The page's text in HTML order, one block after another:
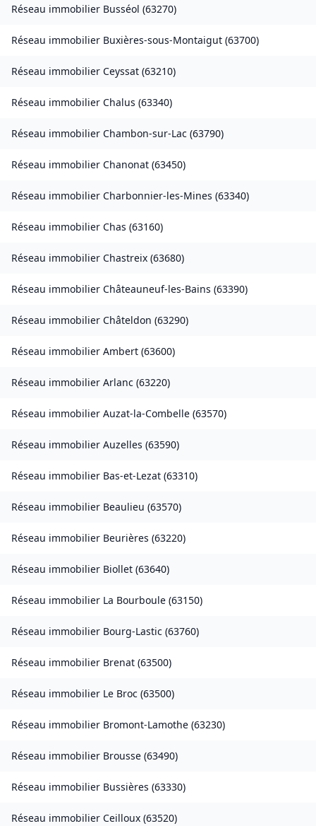
Réseau immobilier Busséol (63270)
Réseau immobilier Buxières-sous-Montaigut (63700)
Réseau immobilier Ceyssat (63210)
Réseau immobilier Chalus (63340)
Réseau immobilier Chambon-sur-Lac (63790)
Réseau immobilier Chanonat (63450)
Réseau immobilier Charbonnier-les-Mines (63340)
Réseau immobilier Chas (63160)
Réseau immobilier Chastreix (63680)
Réseau immobilier Châteauneuf-les-Bains (63390)
Réseau immobilier Châteldon (63290)
Réseau immobilier Ambert (63600)
Réseau immobilier Arlanc (63220)
Réseau immobilier Auzat-la-Combelle (63570)
Réseau immobilier Auzelles (63590)
Réseau immobilier Bas-et-Lezat (63310)
Réseau immobilier Beaulieu (63570)
Réseau immobilier Beurières (63220)
Réseau immobilier Biollet (63640)
Réseau immobilier La Bourboule (63150)
Réseau immobilier Bourg-Lastic (63760)
Réseau immobilier Brenat (63500)
Réseau immobilier Le Broc (63500)
Réseau immobilier Bromont-Lamothe (63230)
Réseau immobilier Brousse (63490)
Réseau immobilier Bussières (63330)
Réseau immobilier Ceilloux (63520)